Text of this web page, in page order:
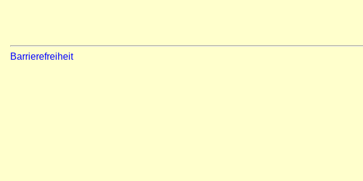
Barrierefreiheit